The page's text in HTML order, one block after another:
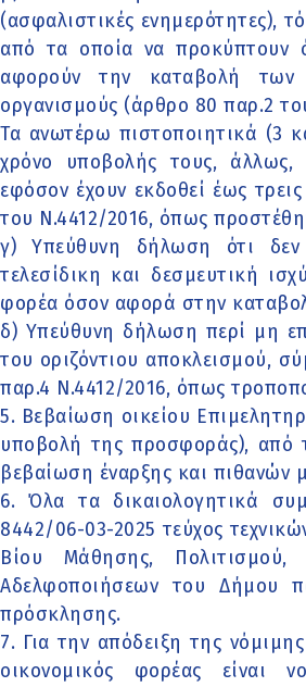
(ασφαλιστικές ενημερότητες),
από τα οποία να προκύπτουν
αφορούν την καταβολή των
οργανισμούς (άρθρο 80 παρ.2
Τα ανωτέρω πιστοποιητικά (3
χρόνο υποβολής τους, άλλως,
εφόσον έχουν εκδοθεί έως
του Ν.4412/2016, όπως
γ) Υπεύθυνη δήλωση ότι δεν
τελεσίδικη και δεσμευτική
φορέα όσον αφορά στην
δ) Υπεύθυνη δήλωση περί μη
του οριζόντιου αποκλεισμού,
παρ.4 Ν.4412/2016, όπως
5. Βεβαίωση οικείου
υποβολή της προσφοράς), από
βεβαίωση έναρξης και πιθανών
6. Όλα τα δικαιολογητικά
8442/06-03-2025 τεύχος
Βίου Μάθησης,
Αδελφοποιήσεων του Δήμου
πρόσκλησης.
7. Για την απόδειξη της
οικονομικός φορέας είναι